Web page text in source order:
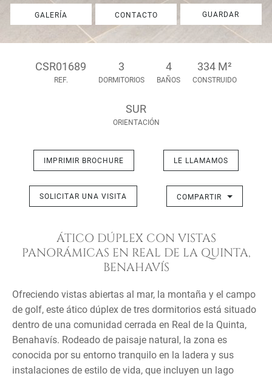
GALERÍA CONTACTO GUARDAR
CSR01689
REF.
3
DORMITORIOS
4
BAÑOS
334 M²
CONSTRUIDO
SUR
ORIENTACIÓN
IMPRIMIR BROCHURE LE LLAMAMOS
SOLICITAR UNA VISITA COMPARTIR
ÁTICO DÚPLEX CON VISTAS
PANORÁMICAS EN REAL DE LA QUINTA,
BENAHAVÍS
Ofreciendo vistas abiertas al mar, la montaña y el campo
de golf, este ático dúplex de tres dormitorios está situado
dentro de una comunidad cerrada en Real de la Quinta,
Benahavís. Rodeado de paisaje natural, la zona es
conocida por su entorno tranquilo en la ladera y sus
instalaciones de estilo de vida, que incluyen un lago